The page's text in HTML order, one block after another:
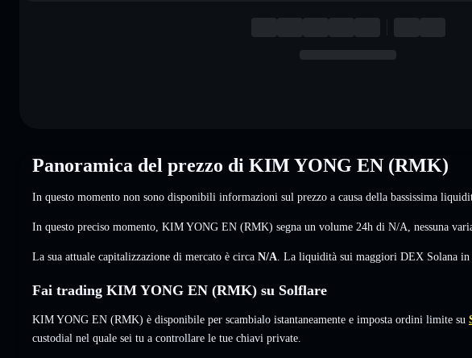
Panoramica del prezzo di KIM YONG EN (RMK)
In questo momento non sono disponibili informazioni sul prezzo a causa della bassissima
In questo preciso momento, KIM YONG EN (RMK) segna un volume 24h di N/A nessuna
La sua attuale capitalizzazione di mercato è circa N/A . La liquidità sui maggiori DEX Solana in
Fai trading KIM YONG EN (RMK) su Solflare
KIM YONG EN (RMK) è disponibile per scambialo istantaneamente e imposta ordini limite su
custodial nel quale sei tu a controllare le tue chiavi private.